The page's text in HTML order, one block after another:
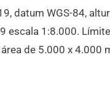
datum WGS-84,
escala 1:8.000.
área de 5.000 x 4.000